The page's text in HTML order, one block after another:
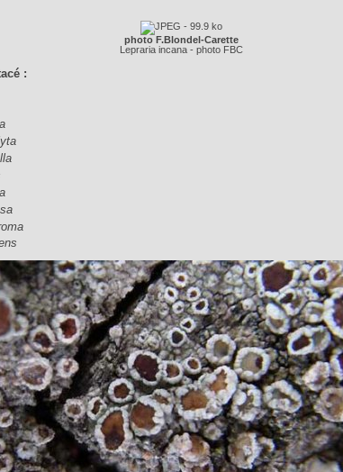
photo F.Blondel-Carette
Lepraria incana - photo FBC
: